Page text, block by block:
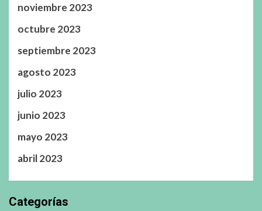
noviembre 2023
octubre 2023
septiembre 2023
agosto 2023
julio 2023
junio 2023
mayo 2023
abril 2023
Categorías